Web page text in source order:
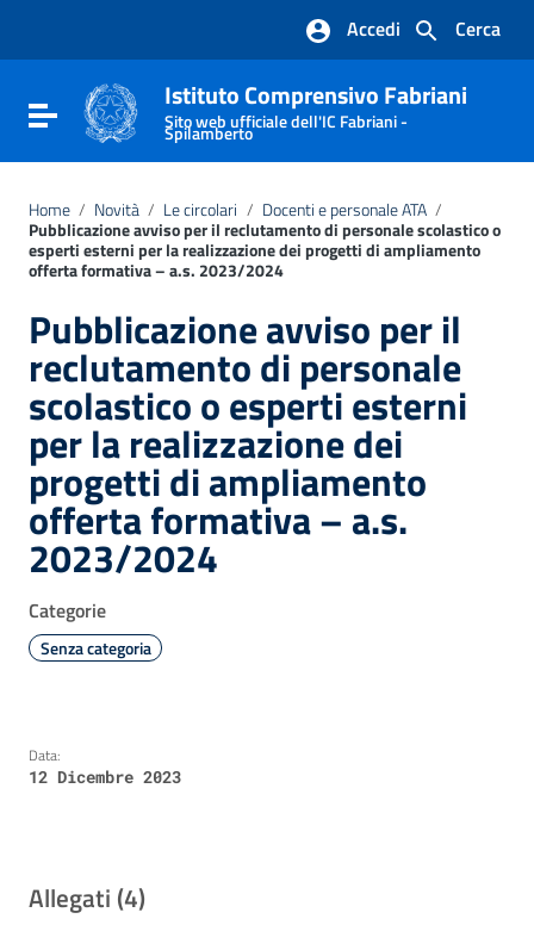
Vai al footer
Cerca
Accedi
Attiva / disattiva la navigazione
Istituto Comprensivo Fabriani
Sito web ufficiale dell'IC Fabriani -
Spilamberto
Home / Novità / Le circolari / Docenti e personale ATA /
Pubblicazione avviso per il reclutamento di personale scolastico o
esperti esterni per la realizzazione dei progetti di ampliamento
offerta formativa – a.s. 2023/2024
Pubblicazione avviso per il
reclutamento di personale
scolastico o esperti esterni
per la realizzazione dei
progetti di ampliamento
offerta formativa – a.s.
2023/2024
Categorie
Senza categoria
Data:
12 Dicembre 2023
Allegati (4)